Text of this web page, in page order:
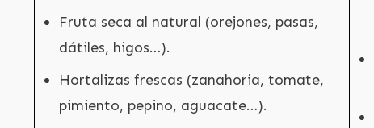
Fruta seca al natural (orejones, pasas,
dátiles, higos…).
Hortalizas frescas (zanahoria, tomate,
pimiento, pepino, aguacate…).